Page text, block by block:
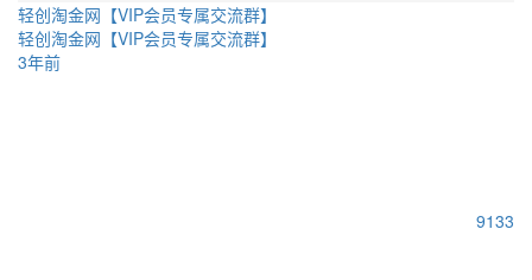
轻创淘金网【VIP会员专属交流群】
轻创淘金网【VIP会员专属交流群】
3年前
9133